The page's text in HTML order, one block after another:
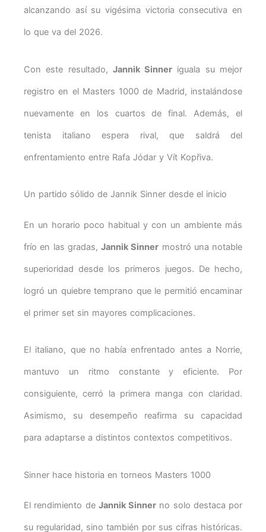
alcanzando así su vigésima victoria consecutiva en
lo que va del 2026.
Con este resultado, Jannik Sinner iguala su mejor
registro en el Masters 1000 de Madrid, instalándose
nuevamente en los cuartos de final. Además, el
tenista italiano espera rival, que saldrá del
enfrentamiento entre Rafa Jódar y Vít Kopřiva.
Un partido sólido de Jannik Sinner desde el inicio
En un horario poco habitual y con un ambiente más
frío en las gradas, Jannik Sinner mostró una notable
superioridad desde los primeros juegos. De hecho,
logró un quiebre temprano que le permitió encaminar
el primer set sin mayores complicaciones.
El italiano, que no había enfrentado antes a Norrie,
mantuvo un ritmo constante y eficiente. Por
consiguiente, cerró la primera manga con claridad.
Asimismo, su desempeño reafirma su capacidad
para adaptarse a distintos contextos competitivos.
Sinner hace historia en torneos Masters 1000
El rendimiento de Jannik Sinner no solo destaca por
su regularidad, sino también por sus cifras históricas.